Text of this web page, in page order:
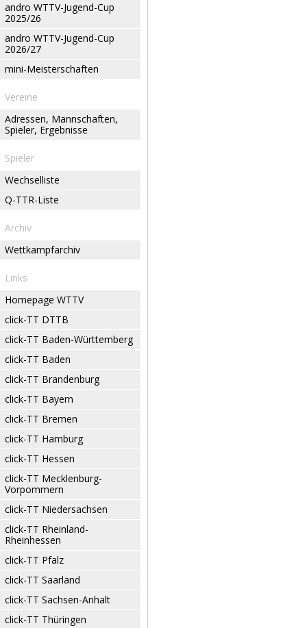
andro WTTV-Jugend-Cup
2025/26
andro WTTV-Jugend-Cup
2026/27
mini-Meisterschaften
Vereine
Adressen, Mannschaften,
Spieler, Ergebnisse
Spieler
Wechselliste
Q-TTR-Liste
Archiv
Wettkampfarchiv
Links
Homepage WTTV
click-TT DTTB
click-TT Baden-Württemberg
click-TT Baden
click-TT Brandenburg
click-TT Bayern
click-TT Bremen
click-TT Hamburg
click-TT Hessen
click-TT Mecklenburg-
Vorpommern
click-TT Niedersachsen
click-TT Rheinland-
Rheinhessen
click-TT Pfalz
click-TT Saarland
click-TT Sachsen-Anhalt
click-TT Thüringen